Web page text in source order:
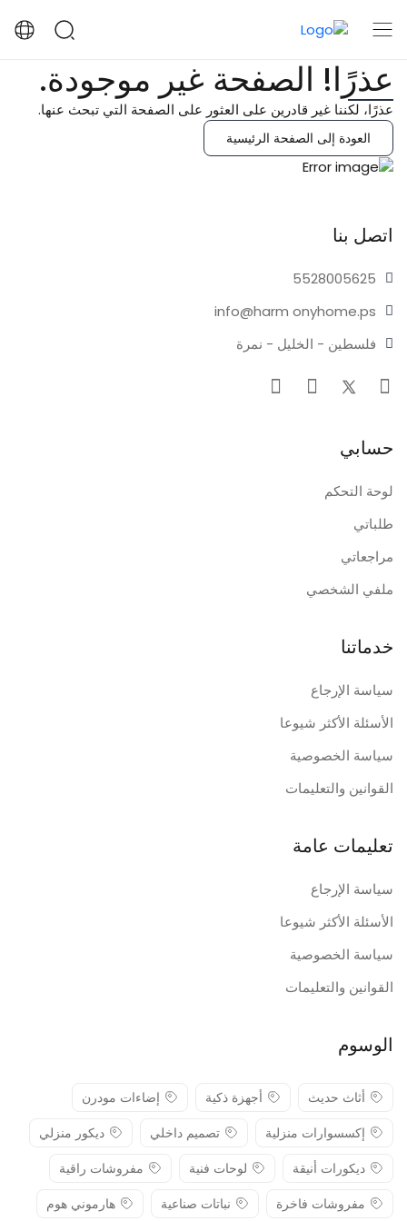
عذرًا! الصفحة غير موجودة.
عذرًا، لكننا غير قادرين على العثور على الصفحة التي تبحث عنها.
العودة إلى الصفحة الرئيسية
اتصل بنا
05625
55280
info@harm onyhome.ps
فلسطين - الخليل - نمرة
حسابي
لوحة التحكم
طلباتي
مراجعاتي
ملفي الشخصي
خدماتنا
سياسة الإرجاع
الأسئلة الأكثر شيوعا
سياسة الخصوصية
القوانين والتعليمات
تعليمات عامة
سياسة الإرجاع
الأسئلة الأكثر شيوعا
سياسة الخصوصية
القوانين والتعليمات
الوسوم
أثاث حديث أجهزة ذكية
إضاءات مودرن
إكسسوارات منزلية
تصميم داخلي
ديكور منزلي
ديكورات أنيقة
لوحات فنية
مفروشات راقية
مفروشات فاخرة
نباتات صناعية هارموني هوم